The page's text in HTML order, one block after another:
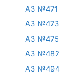
АЗ №471
АЗ №473
АЗ №475
АЗ №482
АЗ №494